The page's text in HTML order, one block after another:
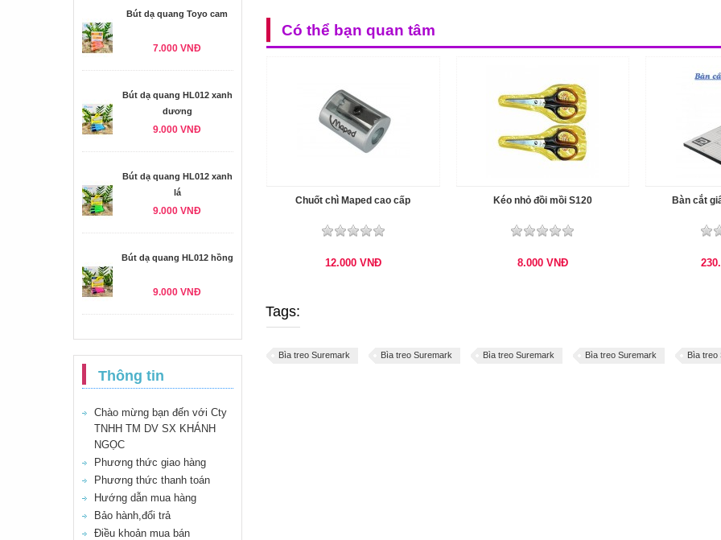
Bút dạ quang Toyo cam
7.000 VNĐ
Bút dạ quang HL012 xanh
dương
9.000 VNĐ
Bút dạ quang HL012 xanh
lá
9.000 VNĐ
Bút dạ quang HL012 hồng
9.000 VNĐ
Thông tin
Chào mừng bạn đến với Cty
TNHH TM DV SX KHÁNH
NGỌC
Phương thức giao hàng
Phương thức thanh toán
Hướng dẫn mua hàng
Bảo hành,đổi trả
Điều khoản mua bán
Có thể bạn quan tâm
Chuốt chì Maped cao cấp
12.000 VNĐ
Kéo nhỏ đồi mồi S120
8.000 VNĐ
Bàn cắt
Tags:
Bìa treo Suremark Bìa treo Suremark Bìa treo Suremark Bìa treo Suremark Bìa treo